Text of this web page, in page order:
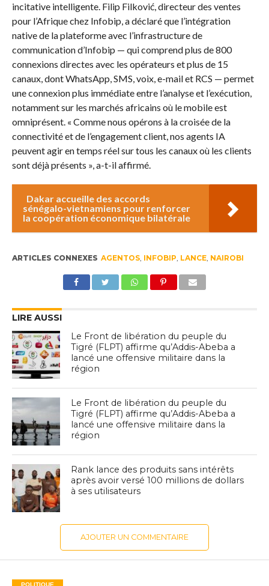
incitative intelligente. Filip Filković, directeur des ventes
pour l’Afrique chez Infobip, a déclaré que l’intégration
native de la plateforme avec l’infrastructure de
communication d’Infobip — qui comprend plus de 800
connexions directes avec les opérateurs et plus de 15
canaux, dont WhatsApp, SMS, voix, e-mail et RCS — permet
une connexion plus immédiate entre l’analyse et l’exécution,
notamment sur les marchés africains où le mobile est
omniprésent. « Comme nous opérons à la croisée de la
connectivité et de l’engagement client, nos agents IA
peuvent agir en temps réel sur tous les canaux où les clients
sont déjà présents », a-t-il affirmé.
Dakar accueille des accords
sénégalo-vietnamiens pour renforcer
la coopération économique bilatérale
ARTICLES CONNEXES AGENTOS, INFOBIP, LANCE, NAIROBI
LIRE AUSSI
Le Front de libération du peuple du
Tigré (FLPT) affirme qu’Addis-Abeba a
lancé une offensive militaire dans la
région
Le Front de libération du peuple du
Tigré (FLPT) affirme qu’Addis-Abeba a
lancé une offensive militaire dans la
région
Rank lance des produits sans intérêts
après avoir versé 100 millions de dollars
à ses utilisateurs
AJOUTER UN COMMENTAIRE
POLITIQUE